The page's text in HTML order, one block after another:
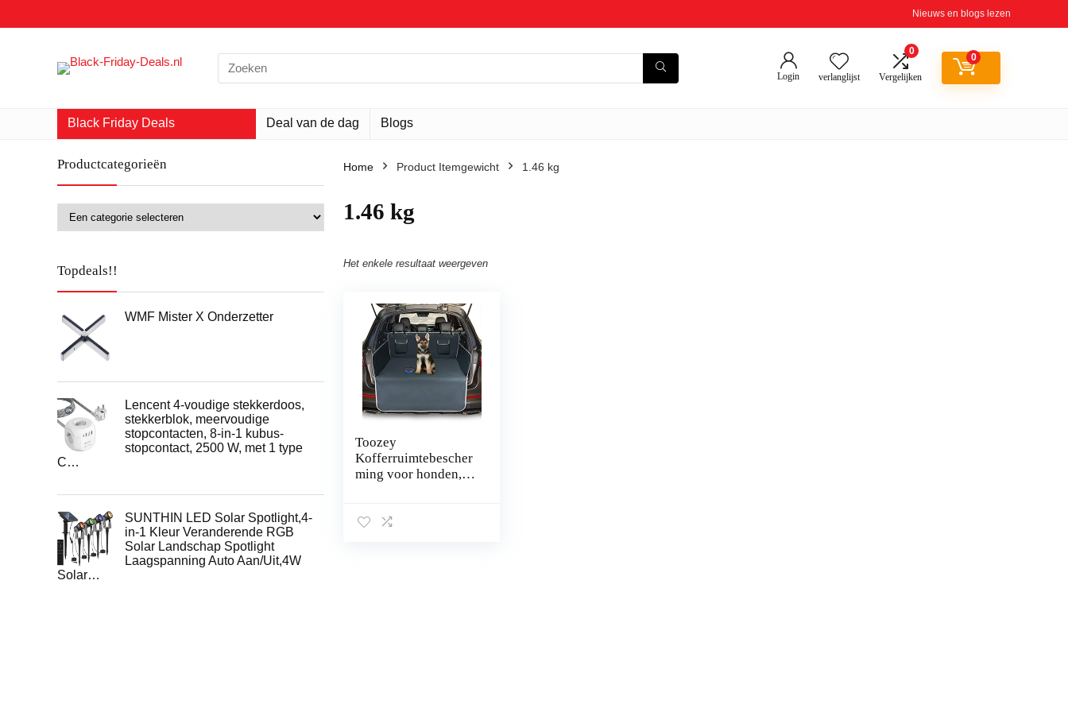
Nieuws en blogs lezen
Search
for:
Login verlanglijst
0
Vergelijken
0
Black Friday Deals Deal van de dag Blogs
Productcategorieën
Topdeals!!
WMF Mister X Onderzetter
Lencent 4-voudige stekkerdoos,
stekkerblok, meervoudige
stopcontacten, 8-in-1 kubus-
stopcontact, 2500 W, met 1 type
C…
SUNTHIN LED Solar Spotlight,4-
in-1 Kleur Veranderende RGB
Solar Landschap Spotlight
Laagspanning Auto Aan/Uit,4W
Solar…
Home Product Itemgewicht ‎1.46 kg
‎1.46 kg
Het enkele resultaat weergeven
Toozey
Kofferruimtebescher
ming voor honden,
honden met